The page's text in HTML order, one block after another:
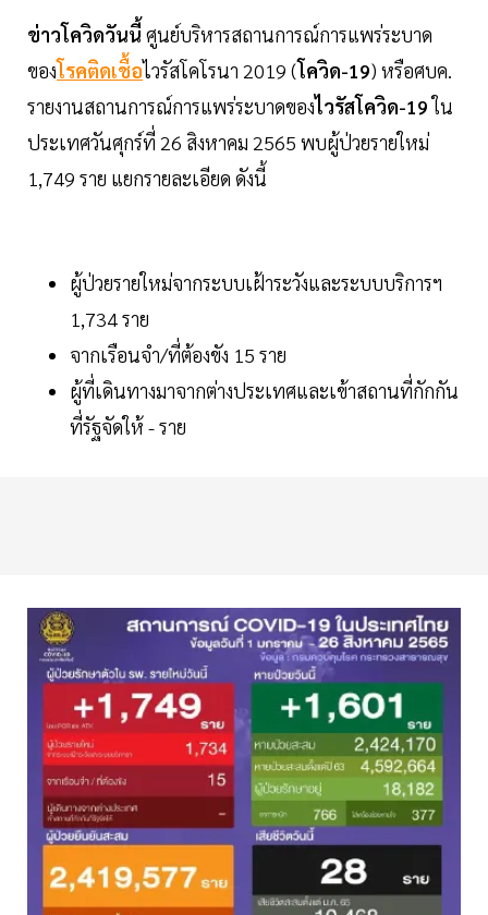
ข่าวโควิดวันนี้ ศูนย์บริหารสถานการณ์การแพร่ระบาด
ของโรคติดเชื้อไวรัสโคโรนา 2019 (โควิด-19) หรือศบค.
รายงานสถานการณ์การแพร่ระบาดของไวรัสโควิด-19ใน
ประเทศวันศุกร์ที่ 26 สิงหาคม 2565 พบผู้ป่วยรายใหม่
1,749 ราย แยกรายละเอียด ดังนี้
ผู้ป่วยรายใหม่จากระบบเฝ้าระวังและระบบบริการฯ
1,734 ราย
จากเรือนจำ/ที่ต้องขัง 15 ราย
ผู้ที่เดินทางมาจากต่างประเทศและเข้าสถานที่กักกัน
ที่รัฐจัดให้ - ราย